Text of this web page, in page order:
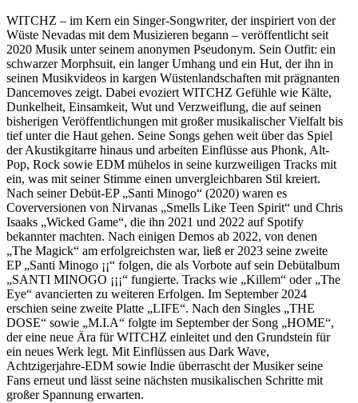
WITCHZ – im Kern ein Singer-Songwriter, der inspiriert von der
Wüste Nevadas mit dem Musizieren begann – veröffentlicht seit
2020 Musik unter seinem anonymen Pseudonym. Sein Outfit: ein
schwarzer Morphsuit, ein langer Umhang und ein Hut, der ihn in
seinen Musikvideos in kargen Wüstenlandschaften mit prägnanten
Dancemoves zeigt. Dabei evoziert WITCHZ Gefühle wie Kälte,
Dunkelheit, Einsamkeit, Wut und Verzweiflung, die auf seinen
bisherigen Veröffentlichungen mit großer musikalischer Vielfalt bis
tief unter die Haut gehen. Seine Songs gehen weit über das Spiel
der Akustikgitarre hinaus und arbeiten Einflüsse aus Phonk, Alt-
Pop, Rock sowie EDM mühelos in seine kurzweiligen Tracks mit
ein, was mit seiner Stimme einen unvergleichbaren Stil kreiert.
Nach seiner Debüt-EP „Santi Minogo“ (2020) waren es
Coverversionen von Nirvanas „Smells Like Teen Spirit“ und Chris
Isaaks „Wicked Game“, die ihn 2021 und 2022 auf Spotify
bekannter machten. Nach einigen Demos ab 2022, von denen
„The Magick“ am erfolgreichsten war, ließ er 2023 seine zweite
EP „Santi Minogo ¡¡“ folgen, die als Vorbote auf sein Debütalbum
„SANTI MINOGO ¡¡¡“ fungierte. Tracks wie „Killem“ oder „The
Eye“ avancierten zu weiteren Erfolgen. Im September 2024
erschien seine zweite Platte „LIFE“. Nach den Singles „THE
DOSE“ sowie „M.I.A“ folgte im September der Song „HOME“,
der eine neue Ära für WITCHZ einleitet und den Grundstein für
ein neues Werk legt. Mit Einflüssen aus Dark Wave,
Achtzigerjahre-EDM sowie Indie überrascht der Musiker seine
Fans erneut und lässt seine nächsten musikalischen Schritte mit
großer Spannung erwarten.